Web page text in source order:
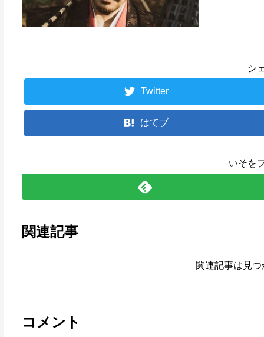
シ
Twitter
はてブ
いそを
関連記事
関連記事は見
コメント